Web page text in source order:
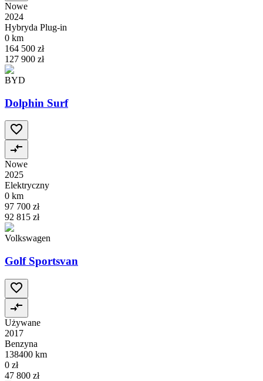
Nowe
2024
Hybryda Plug-in
0 km
164 500 zł
127 900 zł
BYD
Dolphin Surf
Nowe
2025
Elektryczny
0 km
97 700 zł
92 815 zł
Volkswagen
Golf Sportsvan
Używane
2017
Benzyna
138400 km
0 zł
47 800 zł